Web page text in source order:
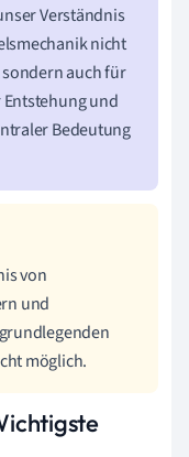
Verständnis
nicht
auch für
und
Bedeutung
von
und
möglich.